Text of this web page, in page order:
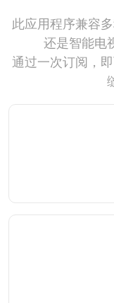
此应用程序兼容
还是智能电
通过一次订阅，